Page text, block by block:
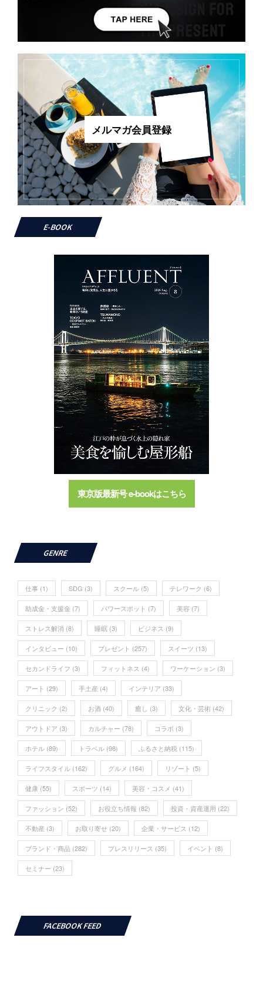
メルマガ会員登録
東京版最新号 e-bookはこちら
仕事(1) SDG スクール (5) テレワーク
助成金・支援金(7) パワースポット(7)
ストレス解消 (8) 睡眠 (3) ビジネス (9)
インタビュー(10) プレゼント(257) スイーツ (13)
セカンドライフ (3) フィットネス (4) ワーケーション
アート (29) 手土産(4) インテリア
クリニック (2) お酒 (40) (3) 文化・芸術
アウトドア カルチャー コラボ(3)
ホテル(89) トラベル (98) ふるさと納税(115)
ライフスタイル (162) グルメ (164) リゾート
健康 (55) スポーツ (14) 美容・コスメ (41)
ファッション (52) お役立ち情報 (82) 投資・資産運用
不動産 (3) お取り寄せ (20) 企業・サービス (12)
ブランド・商品